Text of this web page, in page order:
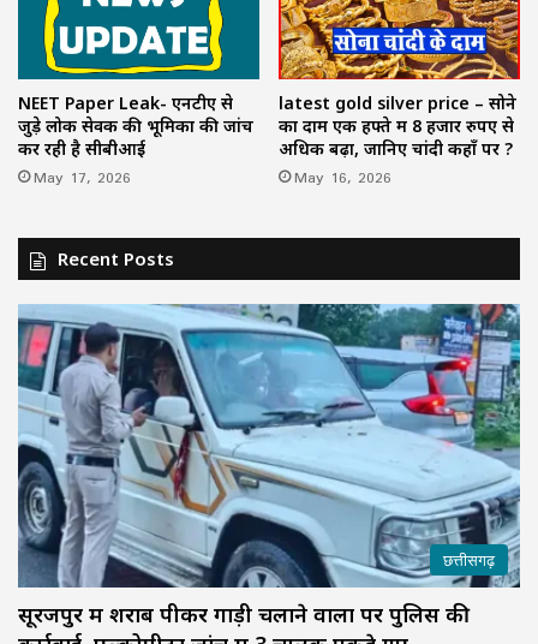
NEET Paper Leak- एनटीए से
जुड़े लोक सेवक की भूमिका की जांच
कर रही है सीबीआई
May 17, 2026
latest gold silver price – सोने
का दाम एक हफ्ते में 8 हजार रुपए से
अधिक बढ़ा, जानिए चांदी कहाँ पर ?
May 16, 2026
Recent Posts
छत्तीसगढ़
सूरजपुर में शराब पीकर गाड़ी चलाने वालों पर पुलिस की